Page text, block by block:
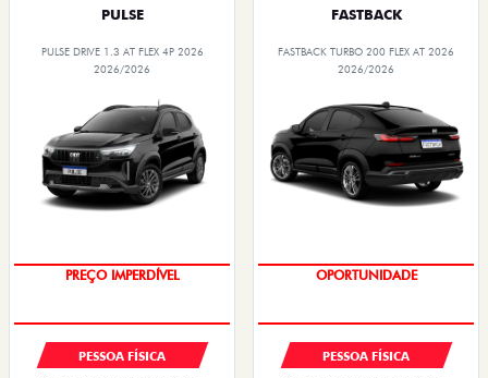
PULSE
PULSE DRIVE 1.3 AT FLEX 4P 2026
2026/2026
PREÇO IMPERDÍVEL
PESSOA FÍSICA
FASTBACK
FASTBACK TURBO 200 FLEX AT 2026
2026/2026
OPORTUNIDADE
PESSOA FÍSICA